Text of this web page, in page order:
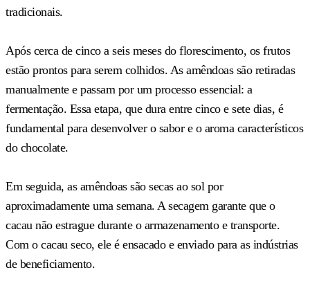
tradicionais.
Após cerca de cinco a seis meses do florescimento, os frutos
estão prontos para serem colhidos. As amêndoas são retiradas
manualmente e passam por um processo essencial: a
fermentação. Essa etapa, que dura entre cinco e sete dias, é
fundamental para desenvolver o sabor e o aroma característicos
do chocolate.
Em seguida, as amêndoas são secas ao sol por
aproximadamente uma semana. A secagem garante que o
cacau não estrague durante o armazenamento e transporte.
Com o cacau seco, ele é ensacado e enviado para as indústrias
de beneficiamento.